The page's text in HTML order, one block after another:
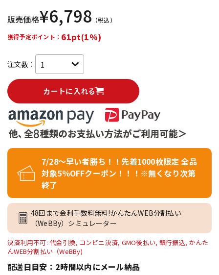
販売価格¥6,798 （税込）
獲得予定ポイント： 61pt(1%)
注文数：
カートに入れる
7/28～早い者勝ち！！先着1000枚限定 全品
対象5％OFFクーポン！！！※無くなり次第
終了
48回まで金利手数料無料!かんたんWEB分割払い
（WeBBy）シミュレーター
決済利用不可: 代金引換, コンビニ決済, GMO後払い, 銀行振込, かんた
んWEB分割払い（WeBBy)
配送日目安：2時間以内にメール納品